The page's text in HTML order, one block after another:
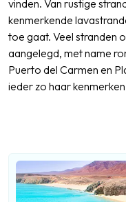
vinden. Van rustige
kenmerkende
toe gaat. Veel stranden
aangelegd, met name
Puerto del Carmen en
ieder zo haar